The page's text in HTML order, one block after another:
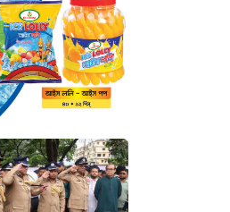
এখন স্বস্তিদায়ক”
২৩ ঘণ্টা আগে
“জনগণের জন্য গণতন্ত্র
চিরস্থায়ী করার প্রত্যয়
ভারপ্রাপ্ত রাষ্ট্রপতির”
২৩ ঘণ্টা আগে
জুলাই গণঅভ্যুত্থান